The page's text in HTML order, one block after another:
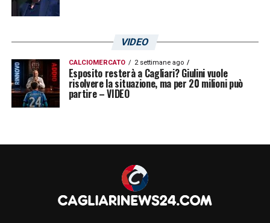
VIDEO
CALCIOMERCATO 2 settimane ago
Esposito resterà a Cagliari? Giulini vuole
risolvere la situazione, ma per 20 milioni può
partire – VIDEO